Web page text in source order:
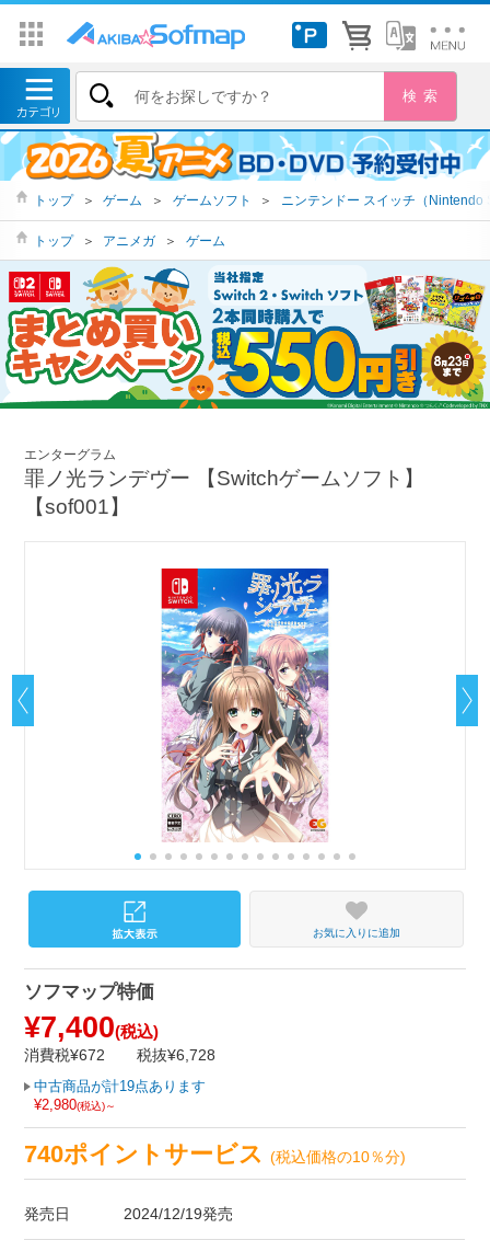
トップ ＞ ゲーム ＞ ゲームソフト ＞ ニンテンドー スイッチ（Nintendo
トップ ＞ アニメガ ＞ ゲーム
エンターグラム
罪ノ光ランデヴー 【Switchゲームソフト】
【sof001】
お気に入りに追加
ソフマップ特価
¥7,400(税込)
消費税¥672 税抜¥6,728
中古商品が計19点あります
¥2,980(税込)～
740ポイントサービス(税込価格の10％分)
発売日 2024/12/19発売